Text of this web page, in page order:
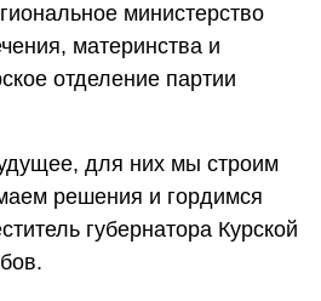
министерство
материнства и
отделение партии
для них мы строим
решения и гордимся
губернатора Курской